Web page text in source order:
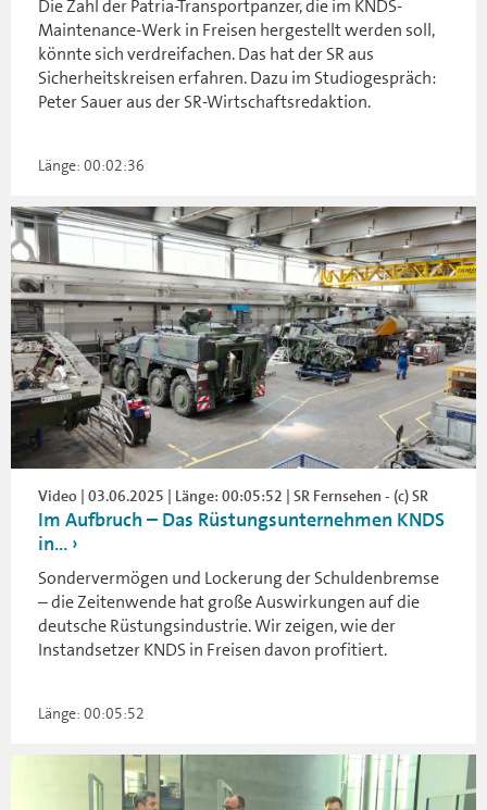
Die Zahl der Patria-Transportpanzer, die im KNDS-
Maintenance-Werk in Freisen hergestellt werden soll,
könnte sich verdreifachen. Das hat der SR aus
Sicherheitskreisen erfahren. Dazu im Studiogespräch:
Peter Sauer aus der SR-Wirtschaftsredaktion.
Länge: 00:02:36
Video | 03.06.2025 | Länge: 00:05:52 | SR Fernsehen - (c) SR
Im Aufbruch – Das Rüstungsunternehmen KNDS
in...
Sondervermögen und Lockerung der Schuldenbremse
– die Zeitenwende hat große Auswirkungen auf die
deutsche Rüstungsindustrie. Wir zeigen, wie der
Instandsetzer KNDS in Freisen davon profitiert.
Länge: 00:05:52